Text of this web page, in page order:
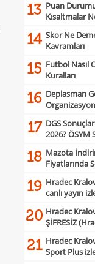
13 Puan
Kısaltmalar
14 Skor Ne
Kavramları
15 Futbol Nasıl
Kuralları
16 Deplasman
17 DGS
2026?
18 Mazota
Fiyatlarında
19 Hradec
canlı yayın
20 Hradec
ŞİFRESİZ
21 Hradec
Sport Plus